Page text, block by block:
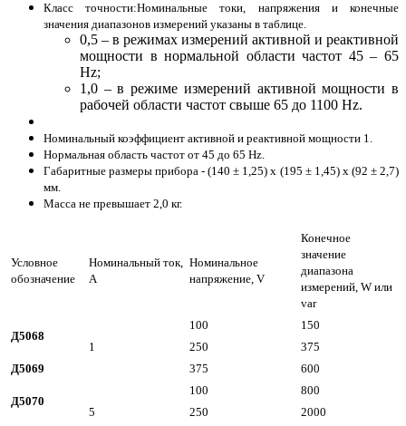
Класс точности:Номинальные токи, напряжения и конечные
значения диапазонов измерений указаны в таблице.
0,5 – в режимах измерений активной и реактивной
мощности в нормальной области частот 45 – 65
Hz;
1,0 – в режиме измерений активной мощности в
рабочей области частот свыше 65 до 1100 Hz.
Номинальный коэффициент активной и реактивной мощности 1.
Нормальная область частот от 45 до 65 Hz.
Габаритные размеры прибора - (140 ± 1,25) х (195 ± 1,45) х (92 ± 2,7)
мм.
Масса не превышает 2,0 кг.
Условное
обозначение
Номинальный ток,
А
Номинальное
напряжение, V
Конечное
значение
диапазона
измерений, W или
var
Д5068
1
100
150
250
375
Д5069
375 600
Д5070
5
100
800
250
2000